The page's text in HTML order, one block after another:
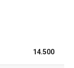
14.500